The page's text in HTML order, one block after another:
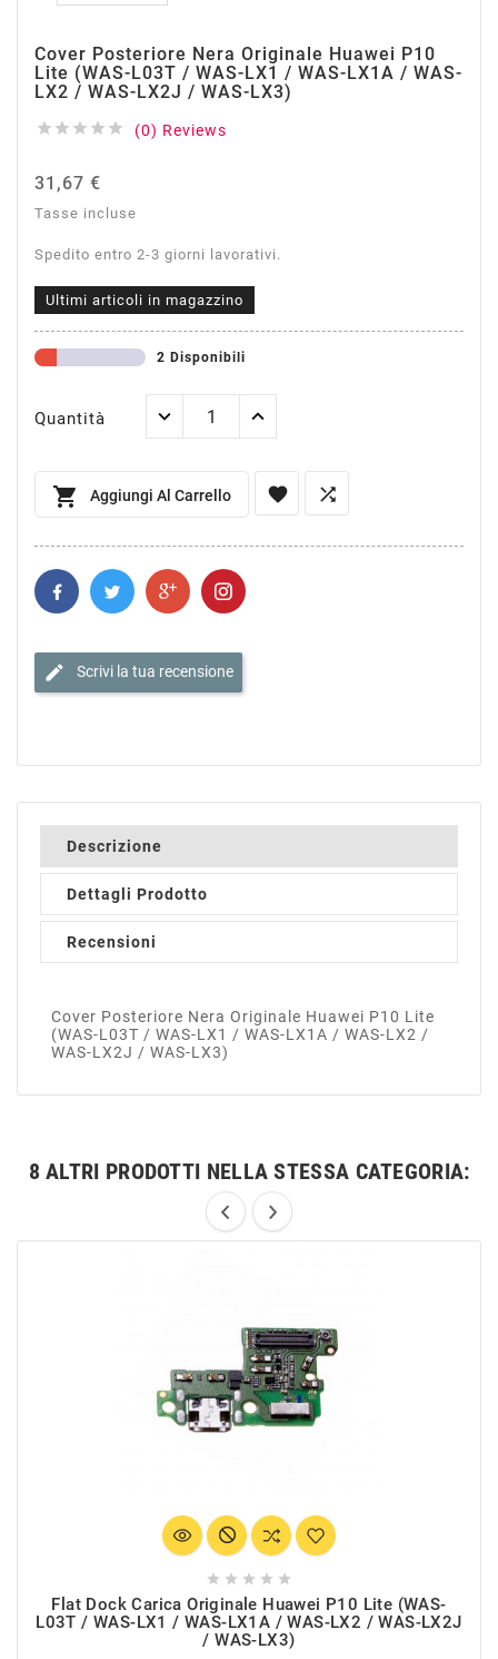
Cover Posteriore Nera Originale Huawei P10
Lite (WAS-L03T / WAS-LX1 / WAS-LX1A / WAS-
LX2 / WAS-LX2J / WAS-LX3)
     (0) Reviews
31,67 €
Tasse incluse
Spedito entro 2-3 giorni lavorativi.
Ultimi articoli in magazzino
2 Disponibili
Quantità
 Aggiungi Al Carrello  
edit Scrivi la tua recensione
Descrizione
Dettagli Prodotto
Recensioni
Cover Posteriore Nera Originale Huawei P10 Lite
(WAS-L03T / WAS-LX1 / WAS-LX1A / WAS-LX2 /
WAS-LX2J / WAS-LX3)
8 ALTRI PRODOTTI NELLA STESSA CATEGORIA:
    
Flat Dock Carica Originale Huawei P10 Lite (WAS-
L03T / WAS-LX1 / WAS-LX1A / WAS-LX2 / WAS-LX2J
/ WAS-LX3)